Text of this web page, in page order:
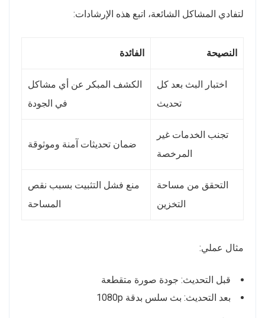
لتفادي المشاكل الشائعة، اتبع هذه الإرشادات:
النصيحة الفائدة
اختبار البث بعد كل
تحديث
الكشف المبكر عن أي مشاكل
في الجودة
تجنب الخدمات غير
المرخصة
ضمان تحديثات آمنة وموثوقة
التحقق من مساحة
التخزين
منع فشل التثبيت بسبب نقص
المساحة
مثال عملي:
قبل التحديث: جودة صورة متقطعة
بعد التحديث: بث سلس بدقة 1080p